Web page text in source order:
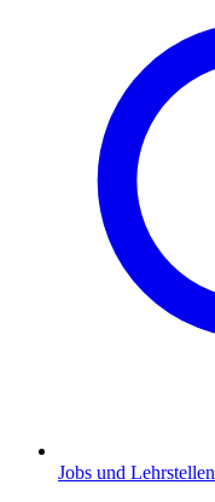
Jobs und Lehrstellen